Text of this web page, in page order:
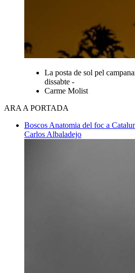
La posta de sol pel
dissabte -
Carme Molist
ARA A PORTADA
Boscos Anatomia del foc a
Carlos Albaladejo